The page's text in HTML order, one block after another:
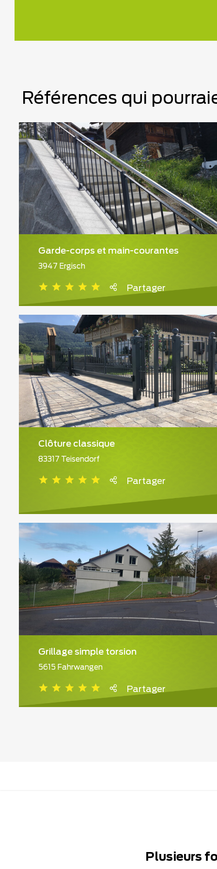
Références qui
Garde-corps et main-courantes
3947 Ergisch
Partager
Clôture classique
83317 Teisendorf
Partager
Grillage simple torsion
5615 Fahrwangen
Partager
Plusieurs